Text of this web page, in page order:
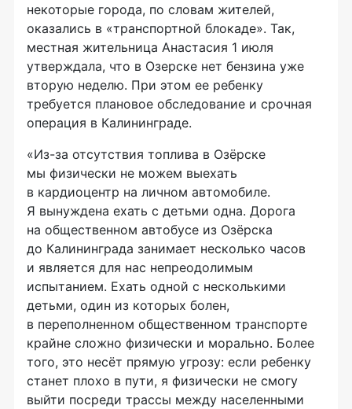
некоторые города, по словам жителей,
оказались в «транспортной блокаде». Так,
местная жительница Анастасия 1 июля
утверждала, что в Озерске нет бензина уже
вторую неделю. При этом ее ребенку
требуется плановое обследование и срочная
операция в Калининграде.
«Из-за отсутствия топлива в Озёрске
мы физически не можем выехать
в кардиоцентр на личном автомобиле.
Я вынуждена ехать с детьми одна. Дорога
на общественном автобусе из Озёрска
до Калининграда занимает несколько часов
и является для нас непреодолимым
испытанием. Ехать одной с несколькими
детьми, один из которых болен,
в переполненном общественном транспорте
крайне сложно физически и морально. Более
того, это несёт прямую угрозу: если ребенку
станет плохо в пути, я физически не смогу
выйти посреди трассы между населенными